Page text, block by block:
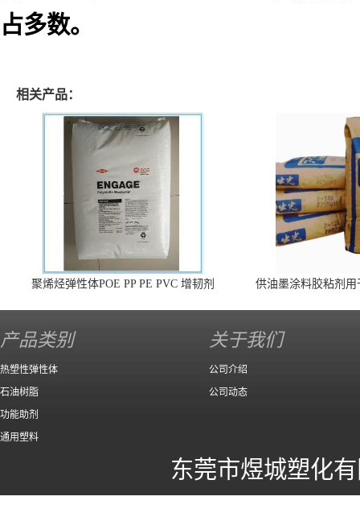
占多数。
相关产品：
聚烯烃弹性体POE PP PE PVC 增韧剂
供油墨涂料胶粘剂
产品类别
热塑性弹性体
石油树脂
功能助剂
通用塑料
关于我们
公司介绍
公司动态
东莞市煜城塑化